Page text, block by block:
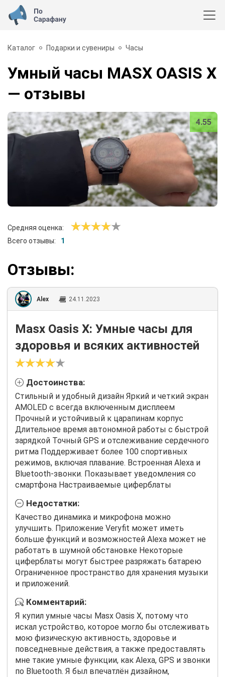
Каталог Подарки и сувениры Часы
Умный часы MASX OASIS X
— отзывы
4.55
Средняя оценка:
Всего отзывы:
1
Отзывы:
Alex 24.11.2023
Masx Oasis X: Умные часы для
здоровья и всяких активностей
Достоинства:
Стильный и удобный дизайн Яркий и четкий экран
AMOLED с всегда включенным дисплеем
Прочный и устойчивый к царапинам корпус
Длительное время автономной работы с быстрой
зарядкой Точный GPS и отслеживание сердечного
ритма Поддерживает более 100 спортивных
режимов, включая плавание. Встроенная Alexa и
Bluetooth-звонки. Показывает уведомления со
смартфона Настраиваемые циферблаты
Недостатки:
Качество динамика и микрофона можно
улучшить. Приложение Veryfit может иметь
больше функций и возможностей Alexa может не
работать в шумной обстановке Некоторые
циферблаты могут быстрее разряжать батарею
Ограниченное пространство для хранения музыки
и приложений.
Комментарий:
Я купил умные часы Masx Oasis X, потому что
искал устройство, которое могло бы отслеживать
мою физическую активность, здоровье и
повседневные действия, а также предоставлять
мне такие умные функции, как Alexa, GPS и звонки
по Bluetooth. Я был впечатлён дизайном,